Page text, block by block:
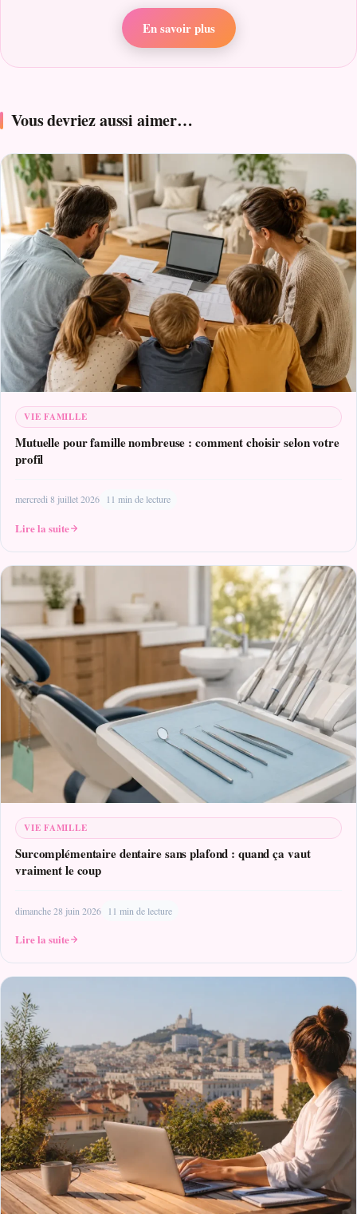
En savoir plus
Vous devriez aussi aimer…
VIE FAMILLE
Mutuelle pour famille nombreuse : comment choisir selon votre
profil
mercredi 8 juillet 2026 11 min de lecture
Lire la suite
VIE FAMILLE
Surcomplémentaire dentaire sans plafond : quand ça vaut
vraiment le coup
dimanche 28 juin 2026 11 min de lecture
Lire la suite